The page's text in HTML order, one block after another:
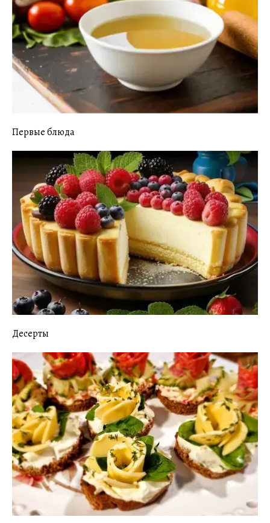
Первые блюда
Десерты